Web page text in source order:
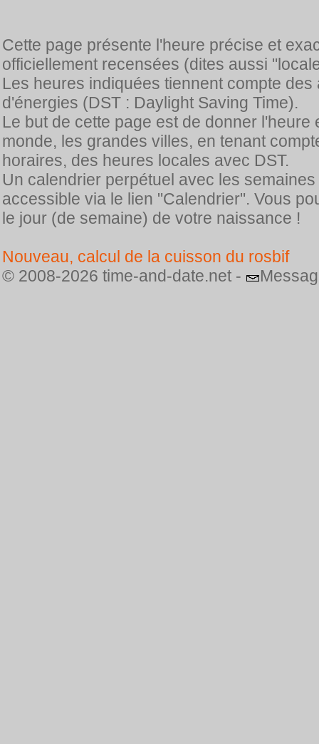
Cette page présente l'heure précise et
officiellement recensées (dites aussi
Les heures indiquées tiennent compte
d'énergies (DST : Daylight Saving Time).
Le but de cette page est de donner
monde, les grandes villes, en tenant
horaires, des heures locales avec DST.
Un calendrier perpétuel avec les
accessible via le lien "Calendrier". Vous
le jour (de semaine) de votre naissance !
Nouveau, calcul de la cuisson du rosbif
© 2008-2026 time-and-date.net -